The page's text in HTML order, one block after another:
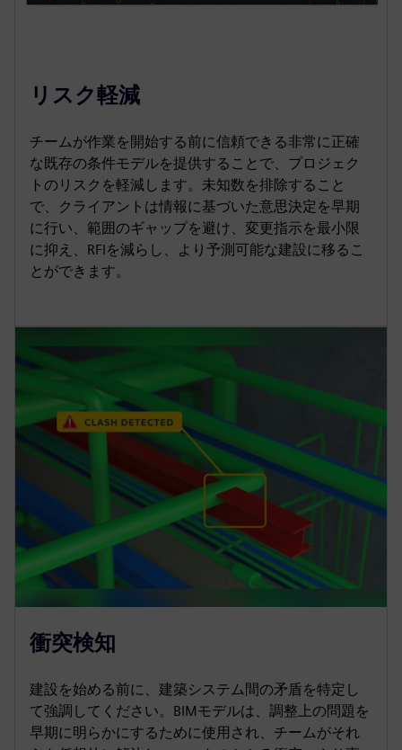
リスク軽減
チームが作業を開始する前に信頼できる非常に正確
な既存の条件モデルを提供することで、プロジェク
トのリスクを軽減します。未知数を排除すること
で、クライアントは情報に基づいた意思決定を早期
に行い、範囲のギャップを避け、変更指示を最小限
に抑え、RFIを減らし、より予測可能な建設に移るこ
とができます。
衝突検知
建設を始める前に、建築システム間の矛盾を特定し
て強調してください。BIMモデルは、調整上の問題を
早期に明らかにするために使用され、チームがそれ